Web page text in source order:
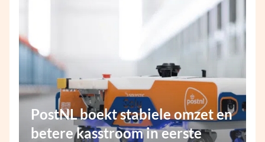
PostNL boekt stabiele omzet en
betere kasstroom in eerste